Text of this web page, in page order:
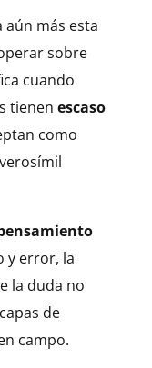
más esta
sobre
cuando
tienen escaso
como
y error, la
la duda no
de
campo.